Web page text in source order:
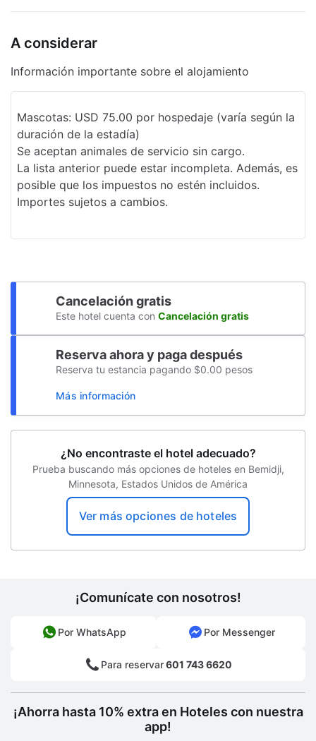
Sala de banquetes
Pesca
Tazones de comida y agua
Máquina expendedora
ruedas
Baño público accesible para sillas de
ruedas
Camino sin escaleras a la entrada
Resguardo de equipaje
Recepción 24 horas
Biblioteca de negocios
Propiedad libre de humo
Seguro
Estacionamiento sin asistencia gratuito
Solárium
Renta de computadoras
Centro de negocios abierto las 24 horas
A considerar
Información importante sobre el alojamiento
Mascotas: USD 75.00 por hospedaje (varía según la
duración de la estadía)
Se aceptan animales de servicio sin cargo.
La lista anterior puede estar incompleta. Además, es
posible que los impuestos no estén incluidos.
Importes sujetos a cambios.
Cancelación gratis
Este hotel cuenta con Cancelación gratis
Reserva ahora y paga después
Reserva tu estancia pagando $0.00 pesos
Más información
¿No encontraste el hotel adecuado?
Prueba buscando más opciones de hoteles en Bemidji,
Minnesota, Estados Unidos de América
Ver más opciones de hoteles
¡Comunícate con nosotros!
Por WhatsApp Por Messenger
Para reservar601 743 6620
¡Ahorra hasta 10% extra en Hoteles con nuestra
app!